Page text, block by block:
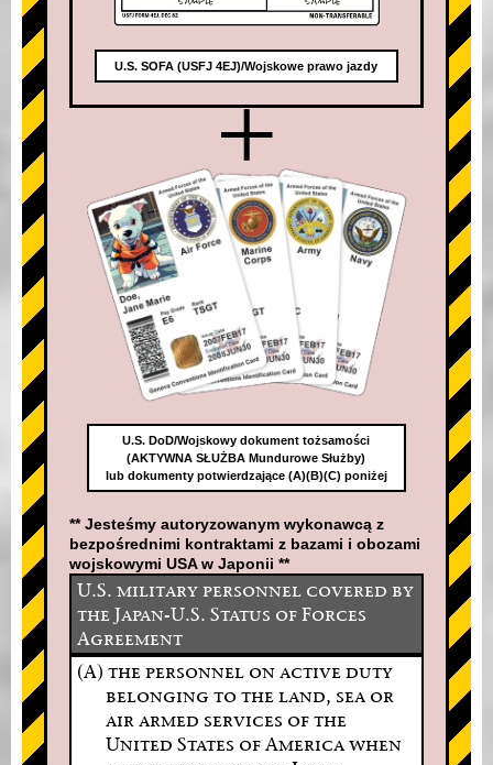
U.S. SOFA (USFJ 4EJ)/Wojskowe prawo jazdy
+
U.S. DoD/Wojskowy dokument tożsamości
(AKTYWNA SŁUŻBA Mundurowe Służby)
lub dokumenty potwierdzające (A)(B)(C) poniżej
** Jesteśmy autoryzowanym wykonawcą z
bezpośrednimi kontraktami z bazami i obozami
wojskowymi USA w Japonii **
U.S. military personnel covered by
the Japan-U.S. Status of Forces
Agreement
(A) the personnel on active duty
belonging to the land, sea or
air armed services of the
United States of America when